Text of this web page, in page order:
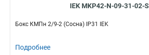
IEK MKP42-N-09-31-02-S
Бокс КМПн 2/9-2 (Сосна) IP31 IEK
Подробнее